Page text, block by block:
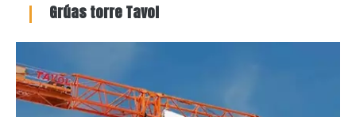
Grúas torre Tavol